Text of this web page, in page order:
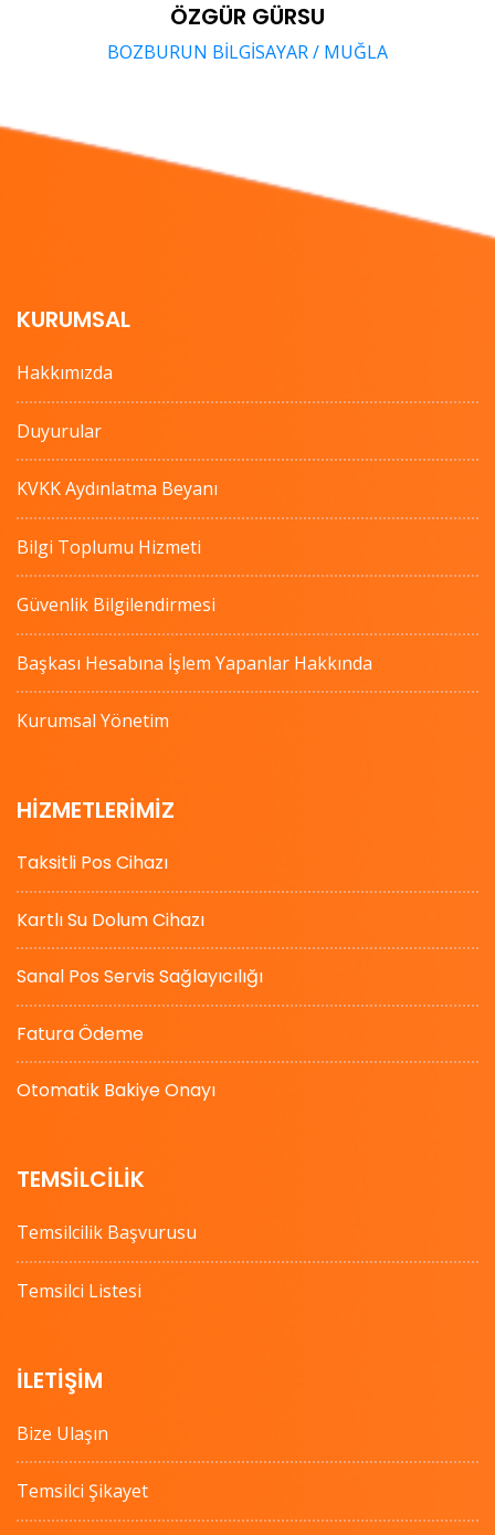
ÖZGÜR GÜRSU
BOZBURUN BİLGİSAYAR / MUĞLA
KURUMSAL
Hakkımızda
Duyurular
KVKK Aydınlatma Beyanı
Bilgi Toplumu Hizmeti
Güvenlik Bilgilendirmesi
Başkası Hesabına İşlem Yapanlar Hakkında
Kurumsal Yönetim
HIZMETLERIMIZ
Taksitli Pos Cihazı
Kartlı Su Dolum Cihazı
Sanal Pos Servis Sağlayıcılığı
Fatura Ödeme
Otomatik Bakiye Onayı
TEMSILCILIK
Temsilcilik Başvurusu
Temsilci Listesi
İLETIŞIM
Bize Ulaşın
Temsilci Şikayet